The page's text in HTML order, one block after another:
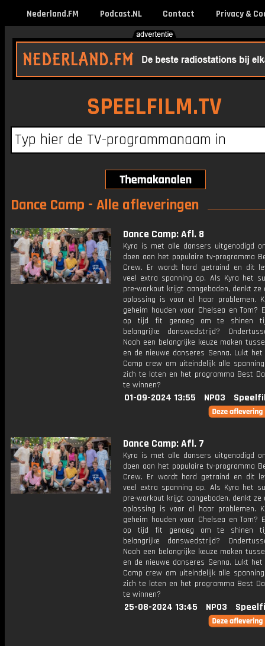
Nederland.FM Podcast.NL Contact Privacy &
SPEELFILM.TV
Dance Camp - Alle afleveringen
Dance Camp: Afl. 8
Kyra is met alle dansers uitgenodigd
doen aan het populaire tv-programma
Crew. Er wordt hard getraind en dit
veel extra spanning op. Als Kyra het
pre-workout krijgt aangeboden, denkt
oplossing is voor al haar problemen.
geheim houden voor Chelsea en Tom?
op tijd fit genoeg om te shinen
belangrijke danswedstrijd?
Noah een belangrijke keuze maken
en de nieuwe danseres Senna. Lukt het
Camp crew om uiteindelijk alle
zich te laten en het programma Best
te winnen?
01-09-2024 13:55 NPO3
Dance Camp: Afl. 7
Kyra is met alle dansers uitgenodigd
doen aan het populaire tv-programma
Crew. Er wordt hard getraind en dit
veel extra spanning op. Als Kyra het
pre-workout krijgt aangeboden, denkt
oplossing is voor al haar problemen.
geheim houden voor Chelsea en Tom?
op tijd fit genoeg om te shinen
belangrijke danswedstrijd?
Noah een belangrijke keuze maken
en de nieuwe danseres Senna. Lukt het
Camp crew om uiteindelijk alle
zich te laten en het programma Best
te winnen?
25-08-2024 13:45 NPO3